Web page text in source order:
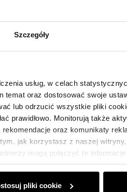
Szczegóły
usług, w celach
temat oraz dostosować swoje
lub odrzucić wszystkie pliki
prawidłowo. Monitorują także
oraz komunikaty
jak korzystasz z naszej
mogą połączyć te
usług.
pliki cookie